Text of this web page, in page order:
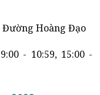
Đường Hoàng Đạo
- 10:59, 15:00 -